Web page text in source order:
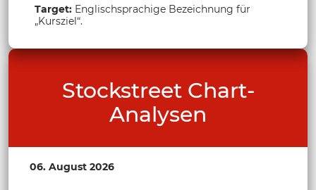
Target: Englischsprachige Bezeichnung für
„Kursziel“.
Stockstreet Chart-
Analysen
06. August 2026